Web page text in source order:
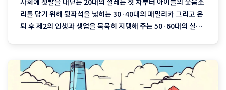
리를 담기 위해 뒷좌석을 넓히는 30·40대의 패밀리카 그리고 은
퇴 후 제2의 인생과 생업을 묵묵히 지탱해 주는 50·60대의 실용
의 모습이 고스란히 담겨 있습니다. 연령대에 따라